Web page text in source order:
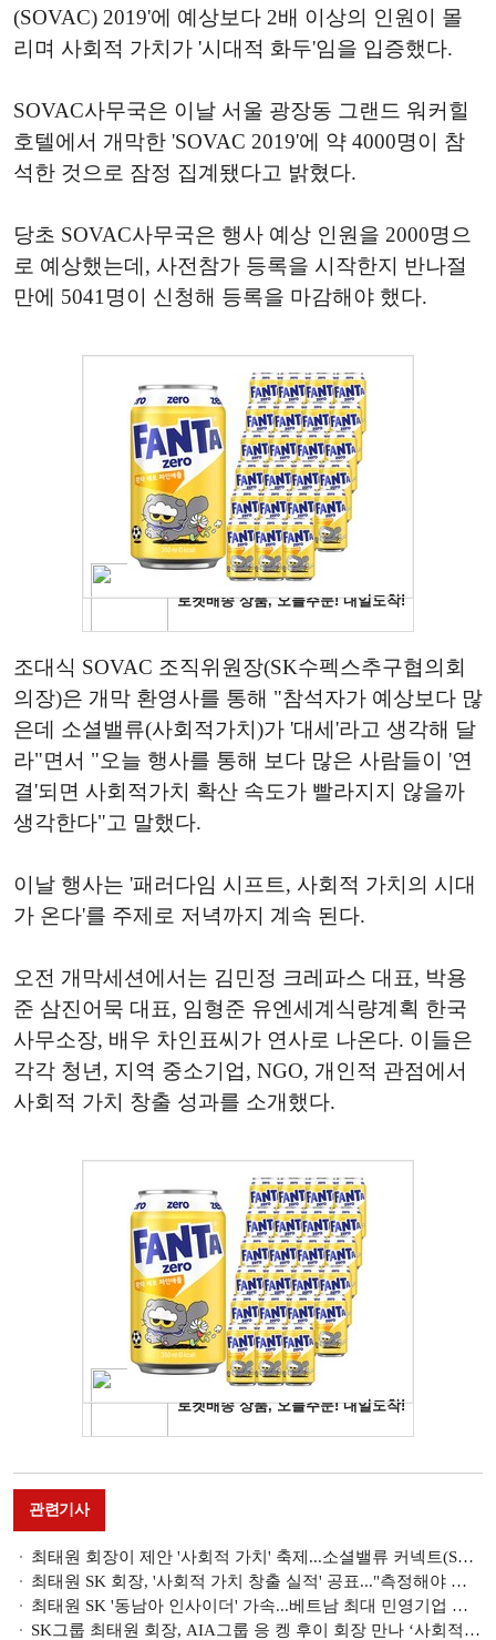
(SOVAC) 2019'에 예상보다 2배 이상의 인원이 몰
리며 사회적 가치가 '시대적 화두'임을 입증했다.
SOVAC사무국은 이날 서울 광장동 그랜드 워커힐
호텔에서 개막한 'SOVAC 2019'에 약 4000명이 참
석한 것으로 잠정 집계됐다고 밝혔다.
당초 SOVAC사무국은 행사 예상 인원을 2000명으
로 예상했는데, 사전참가 등록을 시작한지 반나절
만에 5041명이 신청해 등록을 마감해야 했다.
조대식 SOVAC 조직위원장(SK수펙스추구협의회
의장)은 개막 환영사를 통해 "참석자가 예상보다 많
은데 소셜밸류(사회적가치)가 '대세'라고 생각해 달
라"면서 "오늘 행사를 통해 보다 많은 사람들이 '연
결'되면 사회적가치 확산 속도가 빨라지지 않을까
생각한다"고 말했다.
이날 행사는 '패러다임 시프트, 사회적 가치의 시대
가 온다'를 주제로 저녁까지 계속 된다.
오전 개막세션에서는 김민정 크레파스 대표, 박용
준 삼진어묵 대표, 임형준 유엔세계식량계획 한국
사무소장, 배우 차인표씨가 연사로 나온다. 이들은
각각 청년, 지역 중소기업, NGO, 개인적 관점에서
사회적 가치 창출 성과를 소개했다.
관련기사
최태원 회장이 제안 '사회적 가치' 축제...소셜밸류 커넥트(SOVAC) 28일 개막
최태원 SK 회장, '사회적 가치 창출 실적' 공표..."측정해야 관리 된다"
최태원 SK '동남아 인사이더' 가속...베트남 최대 민영기업 빈그룹 1조1800억원 지분투자
SK그룹 최태원 회장, AIA그룹 응 켕 후이 회장 만나 ‘사회적 가치’ 강화 방안 논의